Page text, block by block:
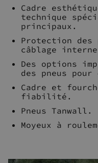
Cadre
technique
principaux.
Protection
câblage
Des options
des pneus
Cadre et
fiabilité.
Pneus Tanwall.
Moyeux à